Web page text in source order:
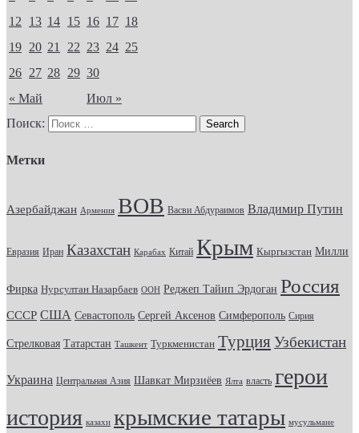
« Май Июл »
12
13 14 15 16 17 18
19 20 21 22 23 24 25
26 27 28 29 30
Поиск:
Метки
Азербайджан Армения ВОВ Васви Абдураимов Владимир Путин
Евразия Иран Казахстан Карабах Китай Крым Кыргызстан Милли
Фирка Нурсултан Назарбаев ООН Реджеп Тайип Эрдоган Россия
СССР США Севастополь Сергей Аксенов Симферополь Сирия
Стрелковая Татарстан Ташкент Туркменистан Турция Узбекистан
Украина Центральная Азия Шавкат Мирзиёев Ялта власть герои
история казахи крымские татары мусульмане